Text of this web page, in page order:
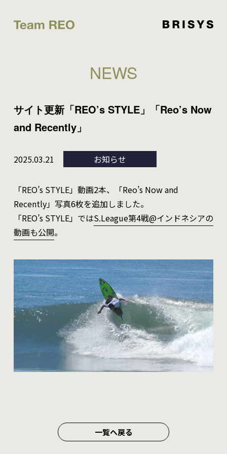
NEWS
サイト更新「REO’s STYLE」「Reo’s Now
and Recently」
2025.03.21 お知らせ
「REO’s STYLE」動画2本、「Reo’s Now and
Recently」写真6枚を追加しました。
「REO’s STYLE」ではS.League第4戦@インドネシアの
動画も公開。
一覧へ戻る